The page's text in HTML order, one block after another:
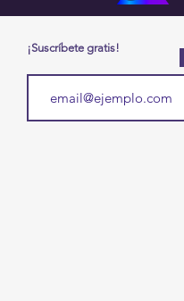
¡Suscríbete gratis!